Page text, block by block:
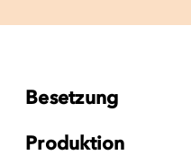
Besetzung
Produktion